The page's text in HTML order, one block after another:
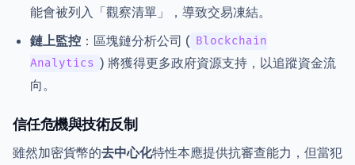
能會被列入「觀察清單」，導致交易凍結。
鏈上監控 ：區塊鏈分析公司 ( Blockchain
Analytics ) 將獲得更多政府資源支持，以追蹤資金流
向。
信任危機與技術反制
雖然加密貨幣的去中心化特性本應提供抗審查能力，但當犯